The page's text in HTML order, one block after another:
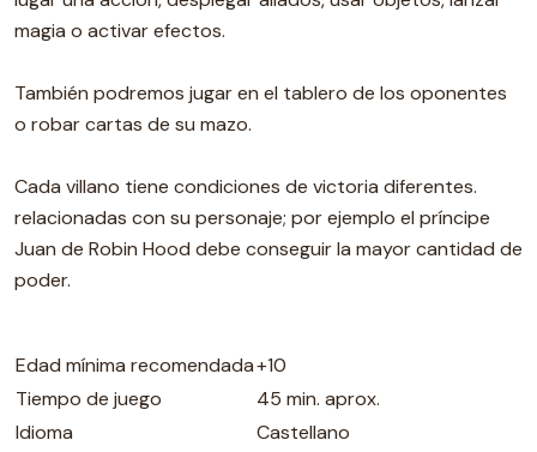
magia o activar efectos.
También podremos jugar en el tablero de los oponentes
o robar cartas de su mazo.
Cada villano tiene condiciones de victoria diferentes.
relacionadas con su personaje; por ejemplo el príncipe
Juan de Robin Hood debe conseguir la mayor cantidad de
poder.
Edad mínima recomendada+10
Tiempo de juego
45 min. aprox.
Idioma
Castellano